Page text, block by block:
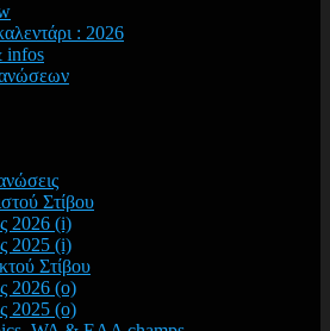
: 2026
infos
Στίβου
2026 (i)
2025 (i)
Στίβου
2026 (o)
2025 (o)